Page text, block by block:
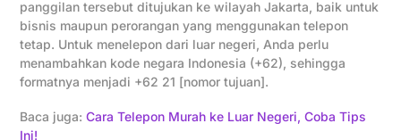
panggilan tersebut ditujukan ke wilayah Jakarta, baik untuk
bisnis maupun perorangan yang menggunakan telepon
tetap. Untuk menelepon dari luar negeri, Anda perlu
menambahkan kode negara Indonesia (+62), sehingga
formatnya menjadi +62 21 [nomor tujuan].
Baca juga:Cara Telepon Murah ke Luar Negeri, Coba Tips
Ini!